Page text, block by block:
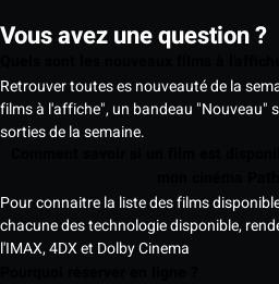
Vous avez une question ?
Retrouver toutes es nouveauté de la
films à l'affiche", un bandeau "Nouveau"
sorties de la semaine.
Pour connaitre la liste des films
chacune des technologie disponible,
l'IMAX, 4DX et Dolby Cinema